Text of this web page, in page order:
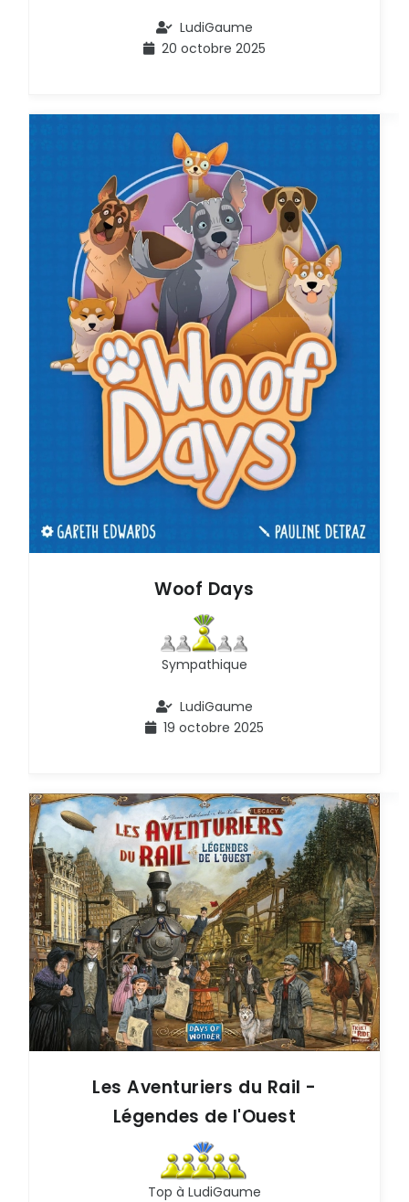
LudiGaume
20 octobre 2025
Woof Days
Sympathique
LudiGaume
19 octobre 2025
Les Aventuriers du Rail -
Légendes de l'Ouest
Top à LudiGaume